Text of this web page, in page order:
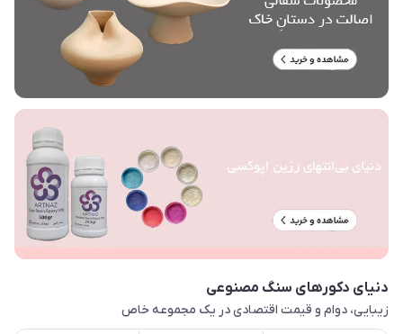
دنیای دکورهای سنگ مصنوعی
زیبایی، دوام و قیمت اقتصادی در یک مجموعه خاص